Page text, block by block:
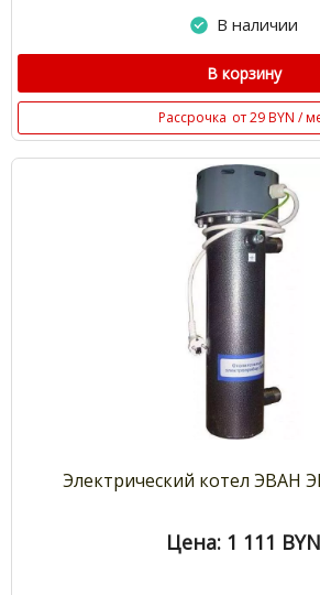
В наличии
В корзину
Рассрочка от 29 BYN /
Электрический котел ЭВАН
Цена: 1 111 BYN